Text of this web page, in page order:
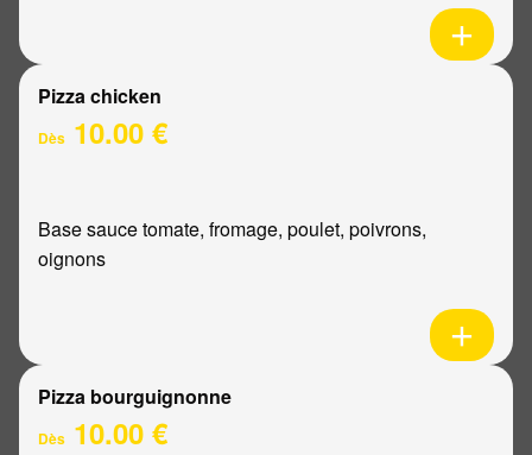
Pizza chicken
Dès 10.00 €
Base sauce tomate, fromage, poulet, poivrons,
oignons
Pizza bourguignonne
Dès 10.00 €